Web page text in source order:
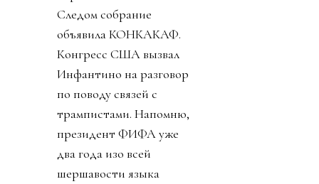
Следом собрание
объявила КОНКАКАФ.
Конгресс США вызвал
Инфантино на разговор
по поводу связей с
трампистами. Напомню,
президент ФИФА уже
два года изо всей
шершавости языка